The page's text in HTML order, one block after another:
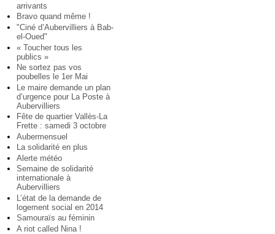
arrivants
Bravo quand même !
"Ciné d’Aubervilliers à Bab-
el-Oued"
« Toucher tous les
publics »
Ne sortez pas vos
poubelles le 1er Mai
Le maire demande un plan
d’urgence pour La Poste à
Aubervilliers
Fête de quartier Vallès-La
Frette : samedi 3 octobre
Aubermensuel
La solidarité en plus
Alerte météo
Semaine de solidarité
internationale à
Aubervilliers
L’état de la demande de
logement social en 2014
Samouraïs au féminin
A riot called Nina !